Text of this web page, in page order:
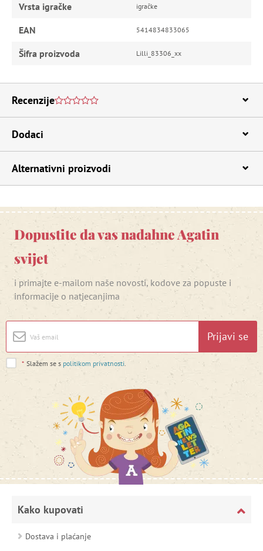
Vrsta igračke igračke
EAN 5414834833065
Šifra proizvoda Lilli_83306_xx
Recenzije
Dodaci
Alternativni proizvodi
Dopustite da vas nadahne Agatin
svijet
i primajte e-mailom naše novosti, kodove za popuste i
informacije o natjecanjima
Prijavi se
* Slažem se s politikom privatnosti.
Kako kupovati
Dostava i plaćanje
Nužno potrebni kolačići
Izvedba
funkcionalnost internetske stranice, kao što su
računa. Internetsku stranicu ne možete
Pružatelj usluga/
featureFlagIdentifier www.agatinsvijet.hr
.agatinsvijet.hr
featureFlagCheckoutExperimentVariant